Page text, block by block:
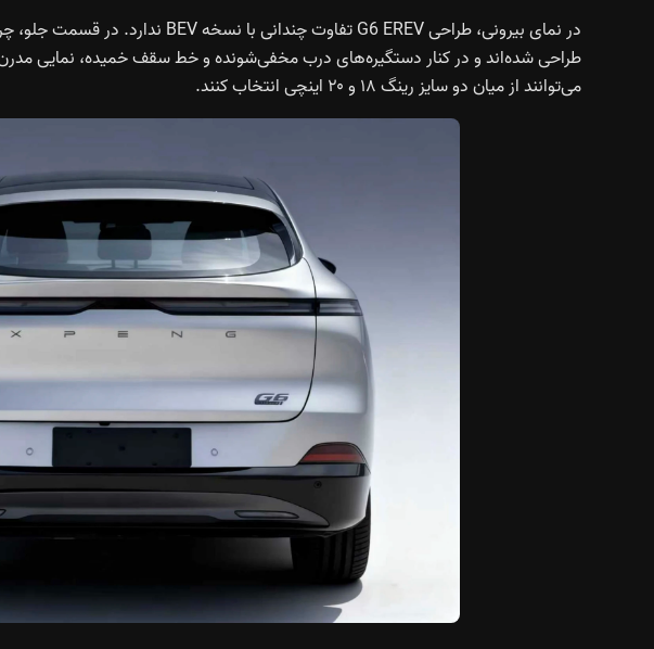
طراحی شده‌اند و در کنار دستگیره‌های درب مخفی‌شونده و خط سقف خمیده، نمایی مدرن
می‌توانند از میان دو سایز رینگ ۱۸ و ۲۰ اینچی انتخاب کنند.